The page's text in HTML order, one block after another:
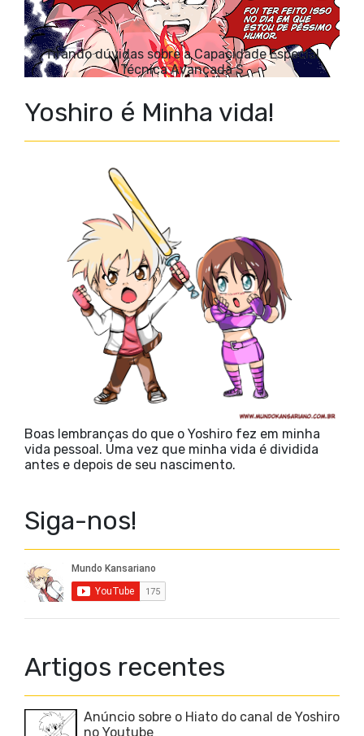
Tirando dúvidas sobre a Capacidade Especial
Técnica Avançada S
Yoshiro é Minha vida!
Boas lembranças do que o Yoshiro fez em minha
vida pessoal. Uma vez que minha vida é dividida
antes e depois de seu nascimento.
Siga-nos!
Artigos recentes
Anúncio sobre o Hiato do canal de Yoshiro
no Youtube